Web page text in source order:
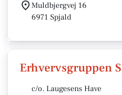
Muldbjergvej 16
6971 Spjald
Erhvervsgruppen
c/o. Laugesens Have